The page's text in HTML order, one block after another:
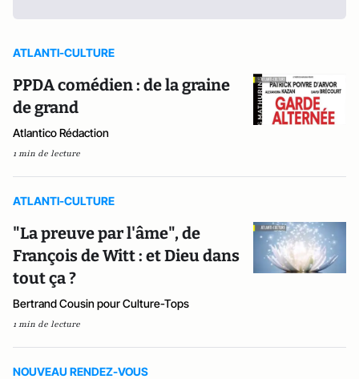
ATLANTI-CULTURE
PPDA comédien : de la graine
de grand
Atlantico Rédaction
1 min de lecture
ATLANTI-CULTURE
"La preuve par l'âme", de
François de Witt : et Dieu dans
tout ça ?
Bertrand Cousin pour Culture-Tops
1 min de lecture
NOUVEAU RENDEZ-VOUS